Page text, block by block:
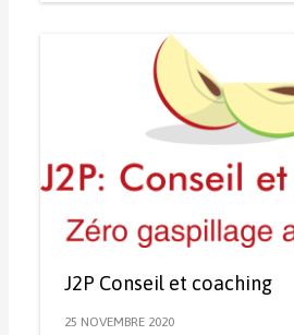
J2P Conseil et coaching
25 NOVEMBRE 2020